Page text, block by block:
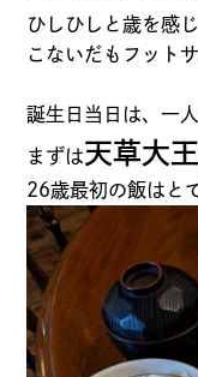
ひしひしと歳を感じ
こないだもフット
誕生日当日は、一
まずは天草大王
26歳最初の飯はと